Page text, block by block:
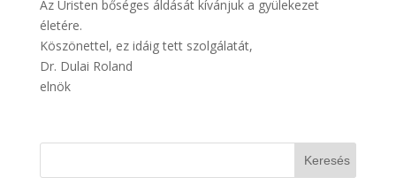
Az Úristen bőséges áldását kívánjuk a gyülekezet
életére.
Köszönettel, ez idáig tett szolgálatát,
Dr. Dulai Roland
elnök